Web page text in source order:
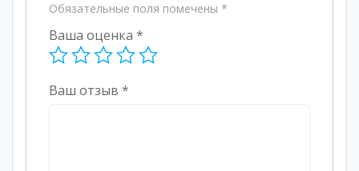
Обязательные поля помечены *
Ваша оценка *
Ваш отзыв *